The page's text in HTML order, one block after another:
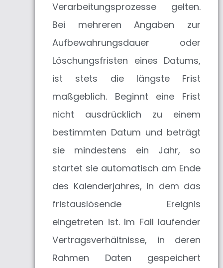
Verarbeitungsprozesse gelten.
Bei mehreren Angaben zur
Aufbewahrungsdauer oder
Löschungsfristen eines Datums,
ist stets die längste Frist
maßgeblich. Beginnt eine Frist
nicht ausdrücklich zu einem
bestimmten Datum und beträgt
sie mindestens ein Jahr, so
startet sie automatisch am Ende
des Kalenderjahres, in dem das
fristauslösende Ereignis
eingetreten ist. Im Fall laufender
Vertragsverhältnisse, in deren
Rahmen Daten gespeichert